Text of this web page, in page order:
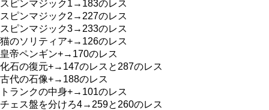
スピンマジック1→183のレス
スピンマジック2→227のレス
スピンマジック3→233のレス
猫のソリティア+→126のレス
皇帝ペンギン+→170のレス
化石の復元+→147のレスと287のレス
古代の石像+→188のレス
トランクの中身+→101のレス
チェス盤を分けろ4→259と260のレス